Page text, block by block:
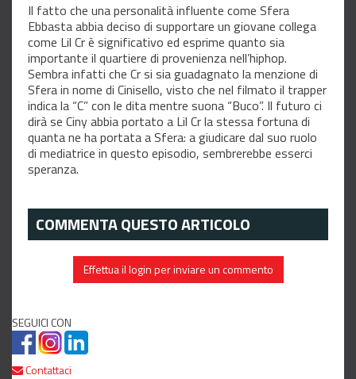
Il fatto che una personalità influente come Sfera
Ebbasta abbia deciso di supportare un giovane collega
come Lil Cr è significativo ed esprime quanto sia
importante il quartiere di provenienza nell’hiphop.
Sembra infatti che Cr si sia guadagnato la menzione di
Sfera in nome di Cinisello, visto che nel filmato il trapper
indica la “C” con le dita mentre suona “Buco”. Il futuro ci
dirà se Ciny abbia portato a Lil Cr la stessa fortuna di
quanta ne ha portata a Sfera: a giudicare dal suo ruolo
di mediatrice in questo episodio, sembrerebbe esserci
speranza.
COMMENTA QUESTO ARTICOLO
Effettua il login per inviare un commento
SEGUICI CON
Contattaci